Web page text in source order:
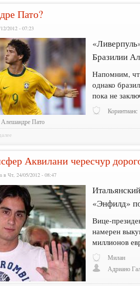
Пато?
2012 - 07:23
Бразилии
Напомним,
однако
пока не
Коринтианс
Алешандре Пато
Аквилани чересчур
в Чт, 24/05/2012 - 08:47
«Энфилд»
Вице-
намерен
миллионов
Милан
Адриано